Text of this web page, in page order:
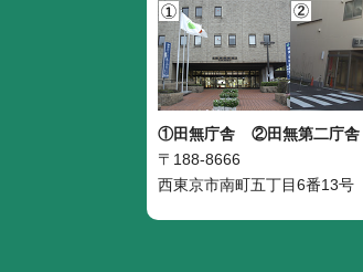
①田無庁舎
②田無第二庁舎
〒188-8666
西東京市南町五丁目6番13号